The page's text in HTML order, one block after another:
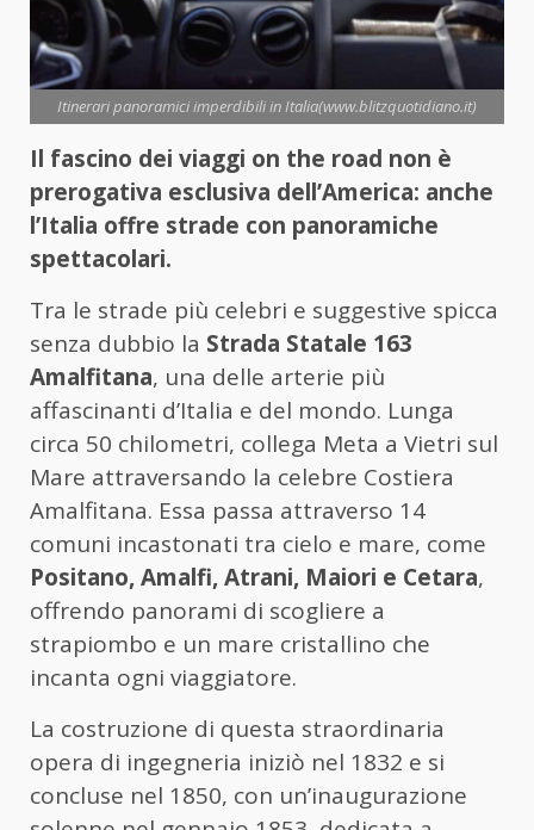
Itinerari panoramici imperdibili in Italia(www.blitzquotidiano.it)
Il fascino dei viaggi on the road non è
prerogativa esclusiva dell’America: anche
l’Italia offre strade con panoramiche
spettacolari.
Tra le strade più celebri e suggestive spicca
senza dubbio la Strada Statale 163
Amalfitana, una delle arterie più
affascinanti d’Italia e del mondo. Lunga
circa 50 chilometri, collega Meta a Vietri sul
Mare attraversando la celebre Costiera
Amalfitana. Essa passa attraverso 14
comuni incastonati tra cielo e mare, come
Positano, Amalfi, Atrani, Maiori e Cetara,
offrendo panorami di scogliere a
strapiombo e un mare cristallino che
incanta ogni viaggiatore.
La costruzione di questa straordinaria
opera di ingegneria iniziò nel 1832 e si
concluse nel 1850, con un’inaugurazione